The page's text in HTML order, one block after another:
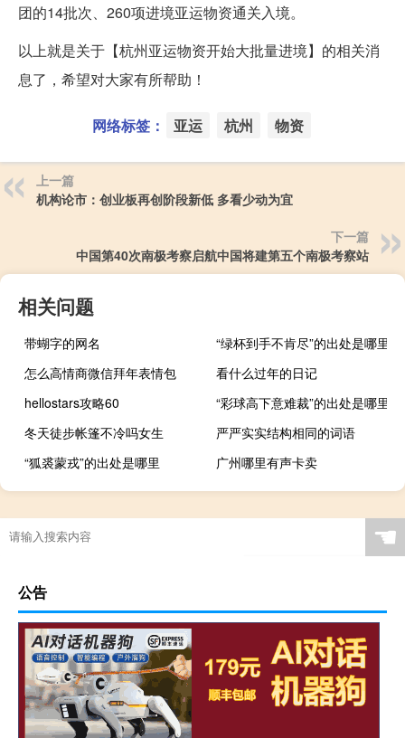
团的14批次、260项进境亚运物资通关入境。
以上就是关于【杭州亚运物资开始大批量进境】的相关消
息了，希望对大家有所帮助！
网络标签： 亚运 杭州 物资
上一篇
机构论市：创业板再创阶段新低 多看少动为宜
下一篇
中国第40次南极考察启航中国将建第五个南极考察站
相关问题
带蝴字的网名
“绿杯到手不肯尽”的出处是哪里
怎么高情商微信拜年表情包
看什么过年的日记
hellostars攻略60
“彩球高下意难裁”的出处是哪里
冬天徒步帐篷不冷吗女生
严严实实结构相同的词语
“狐裘蒙戎”的出处是哪里
广州哪里有声卡卖
☚
公告